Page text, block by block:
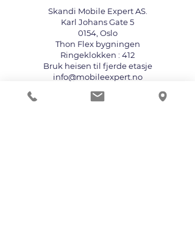
Skandi Mobile Expert AS.
Karl Johans Gate 5
0154, Oslo
Thon Flex bygningen
Ringeklokken : 412
Bruk heisen til fjerde etasje
info@mobileexpert.no